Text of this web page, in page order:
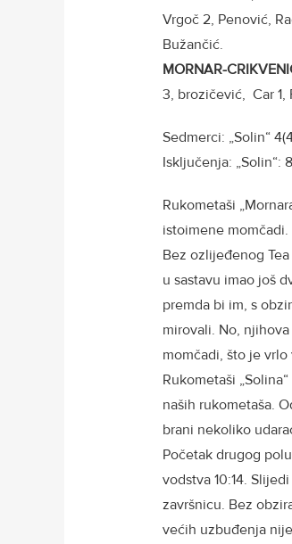
Vrgoč 2, Penović,
Bužančić.
MORNAR-
3, brozičević, Car 1,
Sedmerci: „Solin“
Isključenja: „Solin“:
Rukometaši
istoimene momčadi.
Bez ozlijeđenog
u sastavu imao još
premda bi im, s
mirovali. No,
momčadi, što je
Rukometaši
naših rukometaša.
brani nekoliko
Početak drugog
vodstva 10:14.
završnicu. Bez
većih uzbuđenja